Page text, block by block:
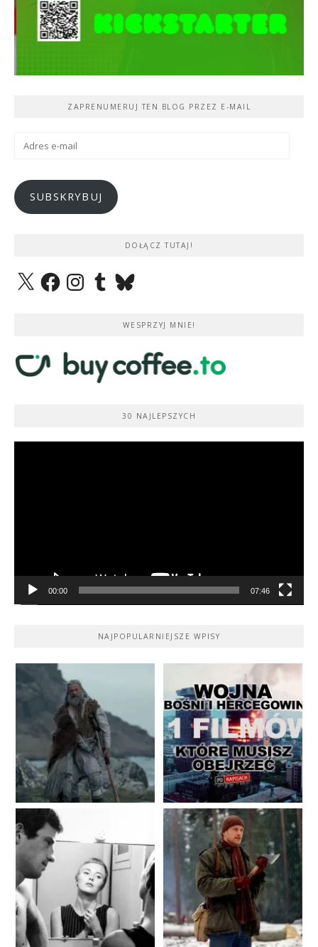
ZAPRENUMERUJ TEN BLOG PRZEZ E-MAIL
Adres
SUBSKRYBUJ
DOŁĄCZ TUTAJ!
X FacebookInstagramTumblrBluesky
WESPRZYJ MNIE!
30 NAJLEPSZYCH
00:00 07:46
NAJPOPULARNIEJSZE WPISY